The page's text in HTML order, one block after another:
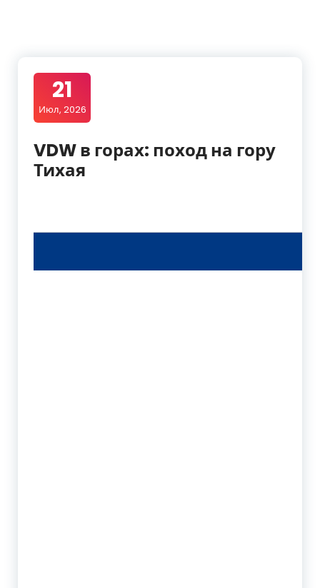
21
Июл, 2026
VDW в горах: поход на гору
Тихая